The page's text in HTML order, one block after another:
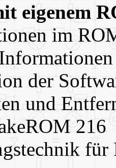
eigenem
im
der
und
216